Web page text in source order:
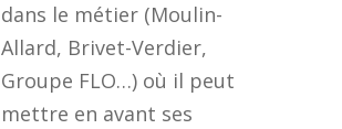
dans le métier (Moulin-
Allard, Brivet-Verdier,
Groupe FLO…) où il peut
mettre en avant ses